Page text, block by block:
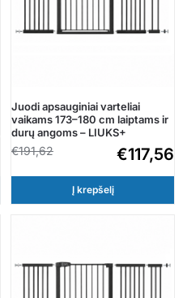
Juodi apsauginiai varteliai
vaikams 173–180 cm laiptams ir
durų angoms – LIUKS+
€191,62 €117,56
Į krepšelį